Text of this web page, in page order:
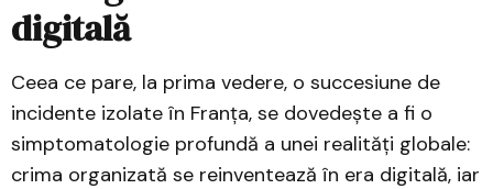
digitală
Ceea ce pare, la prima vedere, o succesiune de
incidente izolate în Franța, se dovedește a fi o
simptomatologie profundă a unei realități globale:
crima organizată se reinventează în era digitală, iar